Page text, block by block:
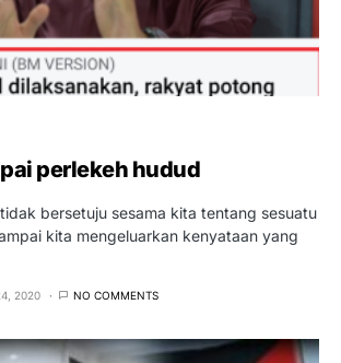
perlekeh hudud
bersetuju sesama kita tentang sesuatu
kita mengeluarkan kenyataan yang
2020 NO COMMENTS